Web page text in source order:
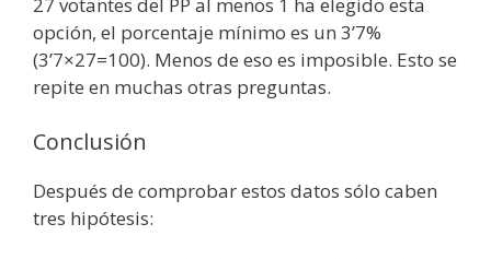
27 votantes del PP al menos 1 ha elegido esta
opción, el porcentaje mínimo es un 3’7%
(3’7×27=100). Menos de eso es imposible. Esto se
repite en muchas otras preguntas.
Conclusión
Después de comprobar estos datos sólo caben
tres hipótesis: